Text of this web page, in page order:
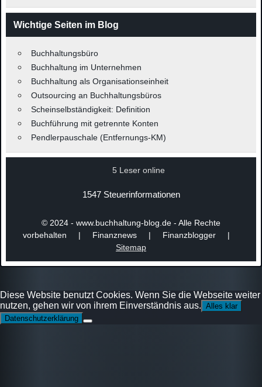
Wichtige Seiten im Blog
Buchhaltungsbüro
Buchhaltung im Unternehmen
Buchhaltung als Organisationseinheit
Outsourcing an Buchhaltungsbüros
Scheinselbständigkeit: Definition
Buchführung mit getrennte Konten
Pendlerpauschale (Entfernungs-KM)
5 Leser online
1547 Steuerinformationen
© 2024 - www.buchhaltung-blog.de - Alle Rechte
vorbehalten | Finanznews | Finanzblogger |
Sitemap
Diese Website benutzt Cookies. Wenn Sie die Webseite weiter
nutzen, gehen wir von ihrem Einverständnis aus. Alles klar
Datenschutzerklärung